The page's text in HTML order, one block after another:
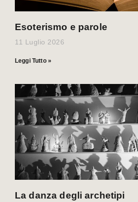
Esoterismo e parole
11 Luglio 2026
Leggi Tutto »
La danza degli archetipi